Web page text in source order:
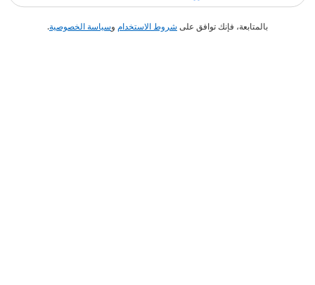
بالمتابعة، فإنك توافق على شروط الاستخدام وسياسة الخصوصية.